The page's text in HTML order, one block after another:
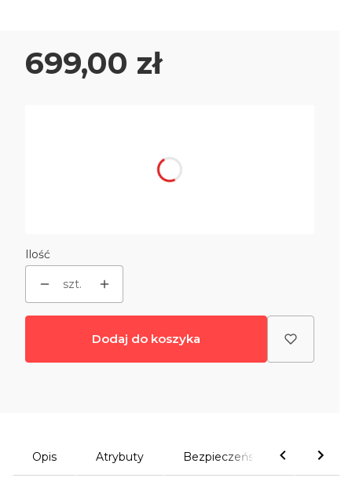
Cena
699,00 zł
Ilość
szt.
Dodaj do koszyka
Opis Atrybuty Bezpieczeństwo